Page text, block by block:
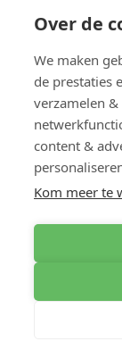
Over de
We maken
de prestaties
verzamelen
content &
Kom meer te
Contact
3063 CE
Vragen,
Mail
Bel +31 (0)10
Navigatie
Home
Over ons
Blog